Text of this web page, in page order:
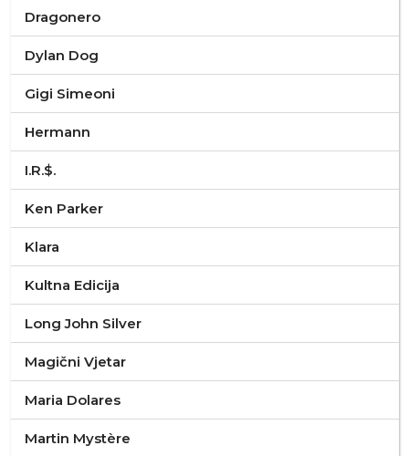
Dragonero
Dylan Dog
Gigi Simeoni
Hermann
I.R.$.
Ken Parker
Klara
Kultna Edicija
Long John Silver
Magični Vjetar
Maria Dolares
Martin Mystère